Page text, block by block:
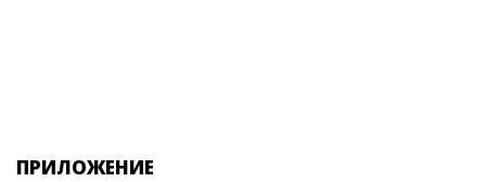
ПРИЛОЖЕНИЕ